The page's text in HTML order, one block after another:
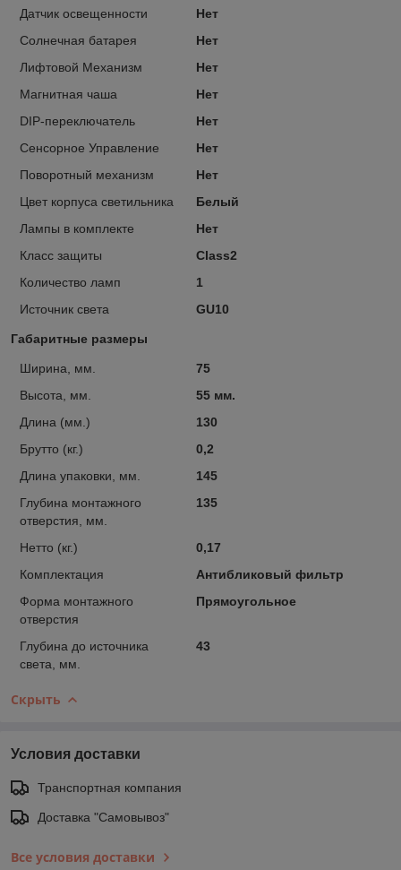
Датчик освещенности
Нет
Солнечная батарея
Нет
Лифтовой Механизм
Нет
Магнитная чаша
Нет
DIP-переключатель
Нет
Сенсорное Управление
Нет
Поворотный механизм
Нет
Цвет корпуса светильника
Белый
Лампы в комплекте
Нет
Класс защиты
Class2
Количество ламп
1
Источник света
GU10
Габаритные размеры
Ширина, мм.
75
Высота, мм.
55 мм.
Длина (мм.)
130
Брутто (кг.)
0,2
Длина упаковки, мм.
145
Глубина монтажного
отверстия, мм.
135
Нетто (кг.)
0,17
Комплектация
Антибликовый фильтр
Форма монтажного
отверстия
Прямоугольное
Глубина до источника
света, мм.
43
Скрыть
Условия доставки
Транспортная компания
Доставка "Самовывоз"
Все условия доставки